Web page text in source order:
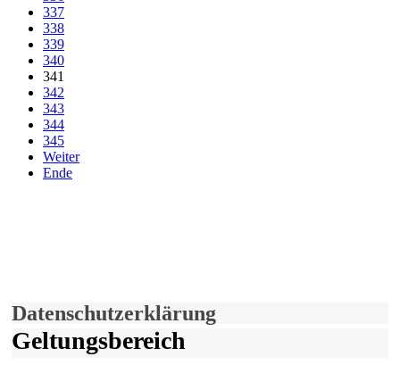
337
338
339
340
341
342
343
344
345
Weiter
Ende
Datenschutzerklärung
Geltungsbereich